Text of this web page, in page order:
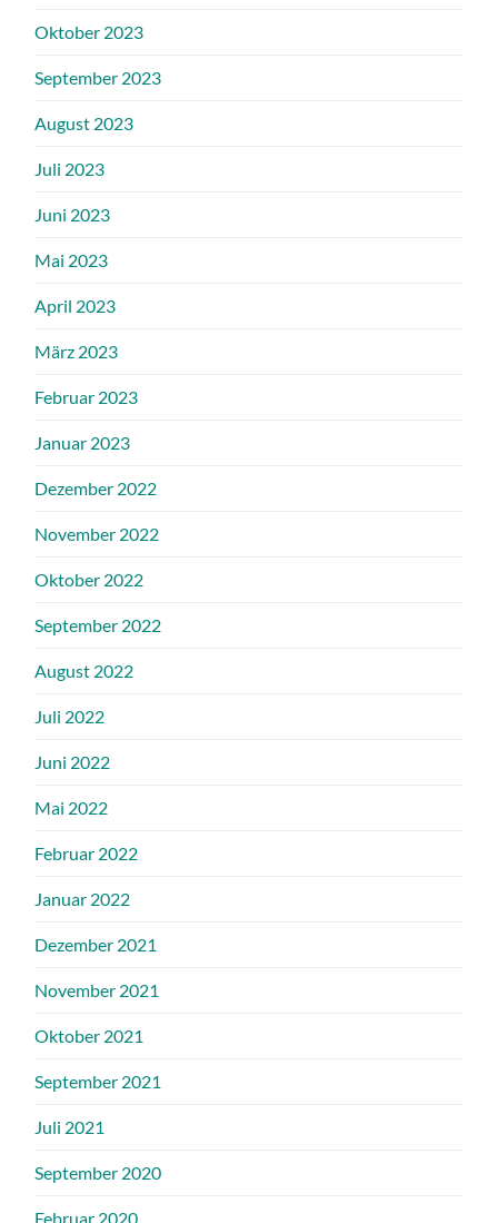
Oktober 2023
September 2023
August 2023
Juli 2023
Juni 2023
Mai 2023
April 2023
März 2023
Februar 2023
Januar 2023
Dezember 2022
November 2022
Oktober 2022
September 2022
August 2022
Juli 2022
Juni 2022
Mai 2022
Februar 2022
Januar 2022
Dezember 2021
November 2021
Oktober 2021
September 2021
Juli 2021
September 2020
Februar 2020